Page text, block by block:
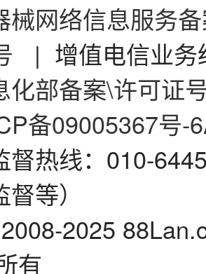
械网络信息服务
| 增值电信业务
化部备案\许可证
备09005367号-
督热线：010-
等）
2025
有